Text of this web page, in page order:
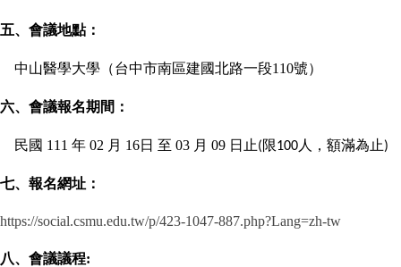
五、會議地點：
中山醫學大學（台中市南區建國北路一段110號）
六、會議報名期間：
民國 111 年 02 月 16日 至 03 月 09 日止(限100人， 額滿為止)
七、報名網址：
https://social.csmu.edu.tw/p/423-1047-887.php?Lang=zh-tw
八、會議議程: